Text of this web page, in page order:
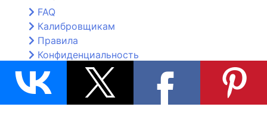
FAQ
Калибровщикам
Правила
Конфиденциальность
Контакты